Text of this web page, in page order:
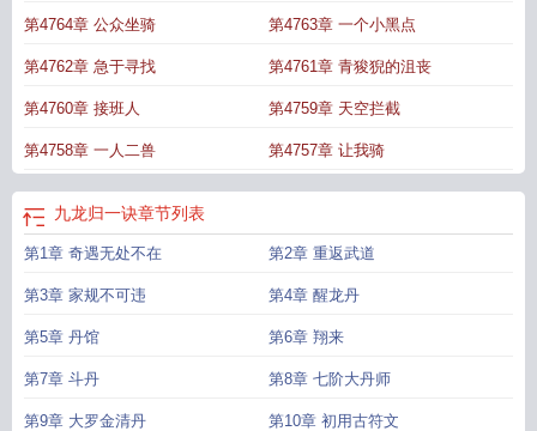
读正版全文 九龙归一诀有几个女主 九龙归一诀百度百科九龙九龙归一诀
表九龙归一诀全文免费 九龙归一诀第二部九龙归一诀女主角介绍
全集九龙归一诀 全文免费阅读免费 九龙归一诀陆沉 九龙归一诀txt电子书
全集完整版
第4764章 公众坐骑 第4763章 一个小黑点
第4762章 急于寻找 第4761章 青狻猊的沮丧
第4760章 接班人 第4759章 天空拦截
第4758章 一人二兽 第4757章 让我骑
九龙归一诀章节列表
第1章 奇遇无处不在 第2章 重返武道
第3章 家规不可违 第4章 醒龙丹
第5章 丹馆 第6章 翔来
第7章 斗丹 第8章 七阶大丹师
第9章 大罗金清丹 第10章 初用古符文